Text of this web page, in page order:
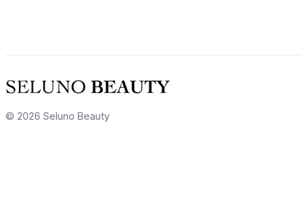
© 2026 Seluno Beauty